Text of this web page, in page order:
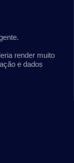
render muito
e dados